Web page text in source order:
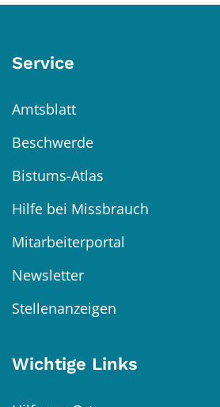
Service
Amtsblatt
Beschwerde
Bistums-Atlas
Hilfe bei Missbrauch
Mitarbeiterportal
Newsletter
Stellenanzeigen
Wichtige Links